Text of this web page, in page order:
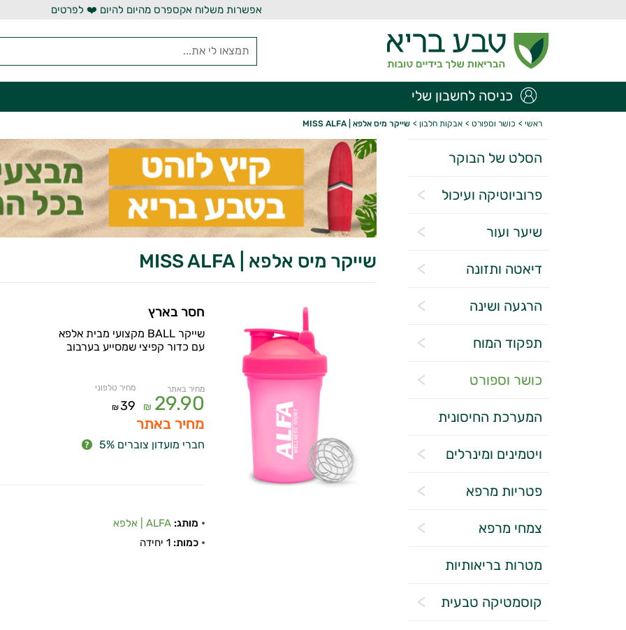
אפשרות משלוח אקספרס מהיום להיום ❤️ לפרטים
כניסה לחשבון שלי
ראשי > כושר וספורט > אבקות חלבון > שייקר מיס אלפא | MISS ALFA
הסלט של הבוקר
פרוביוטיקה ועיכול
שיער ועור
דיאטה ותזונה
הרגעה ושינה
תפקוד המוח
כושר וספורט
המערכת החיסונית
ויטמינים ומינרלים
פטריות מרפא
צמחי מרפא
מטרות בריאותיות
קוסמטיקה טבעית
שייקר מיס אלפא | MISS ALFA
חסר בארץ
שייקר BALL מקצועי מבית אלפא
עם כדור קפיצי שמסייע בערבוב
מחיר באתר
29.90
₪
מחיר טלפוני
39
₪
מחיר באתר
חברי מועדון צוברים 5%
מותג: ALFA | אלפא
כמות: